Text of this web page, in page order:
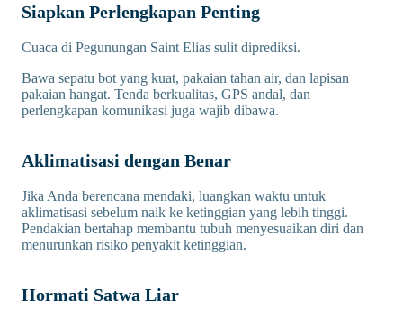
Siapkan Perlengkapan Penting
Cuaca di Pegunungan Saint Elias sulit diprediksi.
Bawa sepatu bot yang kuat, pakaian tahan air, dan lapisan
pakaian hangat. Tenda berkualitas, GPS andal, dan
perlengkapan komunikasi juga wajib dibawa.
Aklimatisasi dengan Benar
Jika Anda berencana mendaki, luangkan waktu untuk
aklimatisasi sebelum naik ke ketinggian yang lebih tinggi.
Pendakian bertahap membantu tubuh menyesuaikan diri dan
menurunkan risiko penyakit ketinggian.
Hormati Satwa Liar